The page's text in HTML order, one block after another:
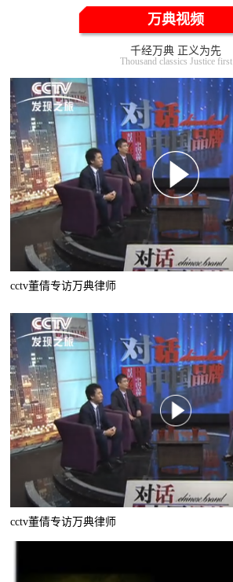
万典视频
千经万典 正义为先
Thousand classics Justice first
cctv董倩专访万典律师
cctv董倩专访万典律师